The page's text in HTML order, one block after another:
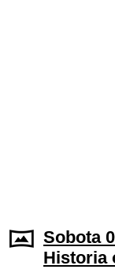
Sobota
Historia